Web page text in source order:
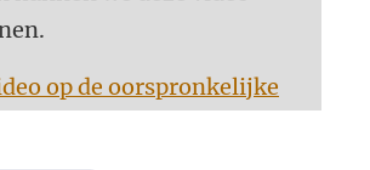
op de oorspronkelijke